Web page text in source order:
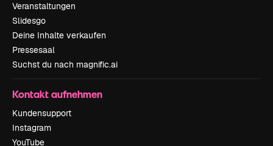
Veranstaltungen
Slidesgo
Deine Inhalte verkaufen
Pressesaal
Suchst du nach magnific.ai
Kontakt aufnehmen
Kundensupport
Instagram
YouTube